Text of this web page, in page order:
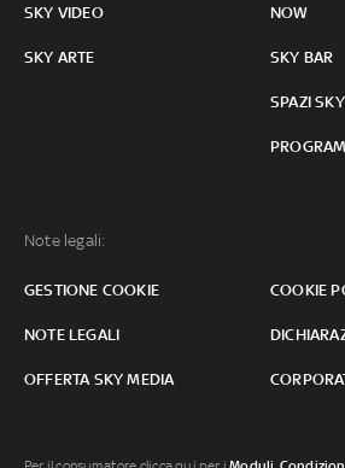
SKY VIDEO
SKY ARTE
NOW
SKY BAR
SPAZI SKY
Note legali:
GESTIONE COOKIE COOKIE
NOTE LEGALI
OFFERTA SKY MEDIA